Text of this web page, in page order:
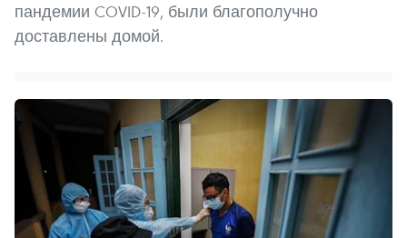
пандемии COVID-19, были благополучно
доставлены домой.